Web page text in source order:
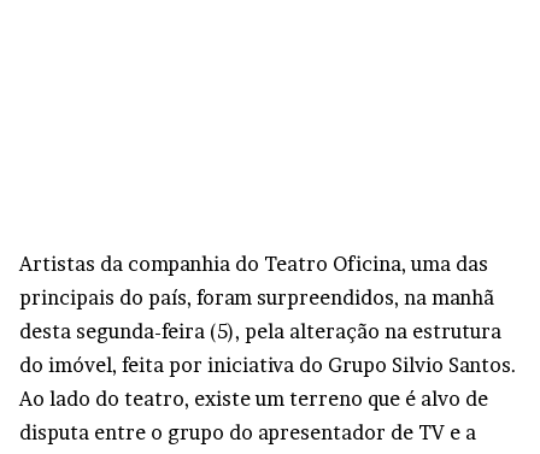
Artistas da companhia do Teatro Oficina, uma das
principais do país, foram surpreendidos, na manhã
desta segunda-feira (5), pela alteração na estrutura
do imóvel, feita por iniciativa do Grupo Silvio Santos.
Ao lado do teatro, existe um terreno que é alvo de
disputa entre o grupo do apresentador de TV e a